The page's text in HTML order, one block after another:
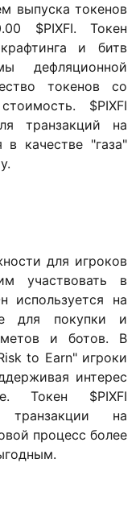
выпуска токенов
$PIXFI. Токен
и битв
дефляционной
токенов со
$PIXFI
транзакций на
в качестве "газа"
для игроков
участвовать в
используется на
для покупки и
и ботов. В
to Earn" игроки
интерес
Токен $PIXFI
транзакции на
процесс более